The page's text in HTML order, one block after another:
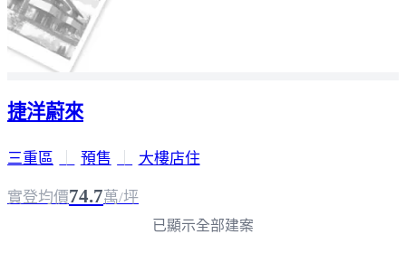
捷洋蔚來
三重區 預售 大樓店住
實登均價74.7萬/坪
已顯示全部建案